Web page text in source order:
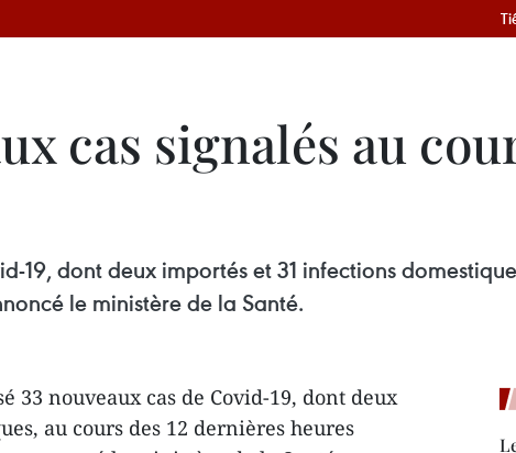
cas signalés au
19, dont deux importés et 31 infections
le ministère de la Santé.
33 nouveaux cas de Covid-19, dont deux
au cours des 12 dernières heures